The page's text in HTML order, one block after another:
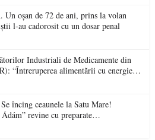
oșan de 72 de ani, prins la volan
l-au cadorosit cu un dosar penal
Industriali de Medicamente din
“Întreruperea alimentării cu energie
de medicamente va pune în pericol
revine cu preparate
și un jurat de renume